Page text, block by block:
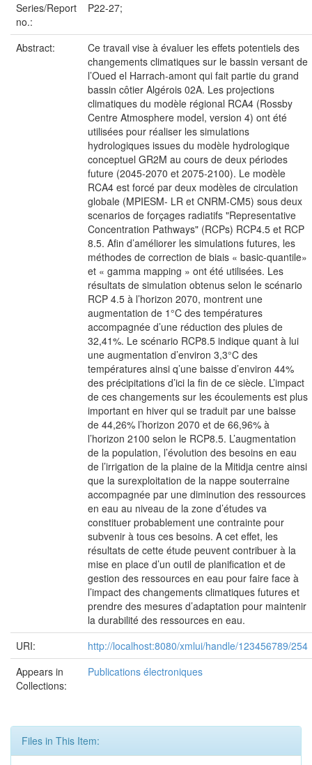
Series/Report
no.:
P22-27;
Abstract:
Ce travail vise à évaluer les effets potentiels des
changements climatiques sur le bassin versant de
l’Oued el Harrach-amont qui fait partie du grand
bassin côtier Algérois 02A. Les projections
climatiques du modèle régional RCA4 (Rossby
Centre Atmosphere model, version 4) ont été
utilisées pour réaliser les simulations
hydrologiques issues du modèle hydrologique
conceptuel GR2M au cours de deux périodes
future (2045-2070 et 2075-2100). Le modèle
RCA4 est forcé par deux modèles de circulation
globale (MPIESM- LR et CNRM-CM5) sous deux
scenarios de forçages radiatifs "Representative
Concentration Pathways" (RCPs) RCP4.5 et RCP
8.5. Afin d’améliorer les simulations futures, les
méthodes de correction de biais « basic-quantile»
et « gamma mapping » ont été utilisées. Les
résultats de simulation obtenus selon le scénario
RCP 4.5 à l’horizon 2070, montrent une
augmentation de 1°C des températures
accompagnée d’une réduction des pluies de
32,41%. Le scénario RCP8.5 indique quant à lui
une augmentation d’environ 3,3°C des
températures ainsi q’une baisse d’environ 44%
des précipitations d’ici la fin de ce siècle. L’impact
de ces changements sur les écoulements est plus
important en hiver qui se traduit par une baisse
de 44,26% l’horizon 2070 et de 66,96% à
l’horizon 2100 selon le RCP8.5. L’augmentation
de la population, l’évolution des besoins en eau
de l’irrigation de la plaine de la Mitidja centre ainsi
que la surexploitation de la nappe souterraine
accompagnée par une diminution des ressources
en eau au niveau de la zone d’études va
constituer probablement une contrainte pour
subvenir à tous ces besoins. A cet effet, les
résultats de cette étude peuvent contribuer à la
mise en place d’un outil de planification et de
gestion des ressources en eau pour faire face à
l’impact des changements climatiques futures et
prendre des mesures d’adaptation pour maintenir
la durabilité des ressources en eau.
URI:
http://localhost:8080/xmlui/handle/123456789/254
Appears in
Collections:
Publications électroniques
Files in This Item: